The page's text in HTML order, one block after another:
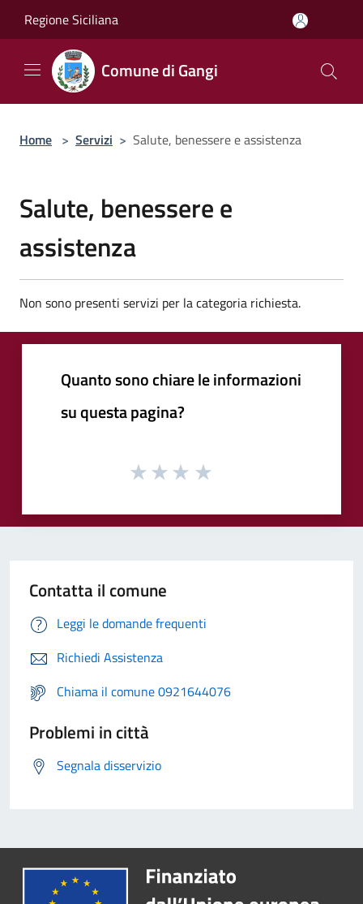
Regione Siciliana
Comune di Gangi
Home > Servizi > Salute, benessere e assistenza
Salute, benessere e
assistenza
Non sono presenti servizi per la categoria richiesta.
Quanto sono chiare le informazioni
su questa pagina?
Contatta il comune
Leggi le domande frequenti
Richiedi Assistenza
Chiama il comune 0921644076
Problemi in città
Segnala disservizio